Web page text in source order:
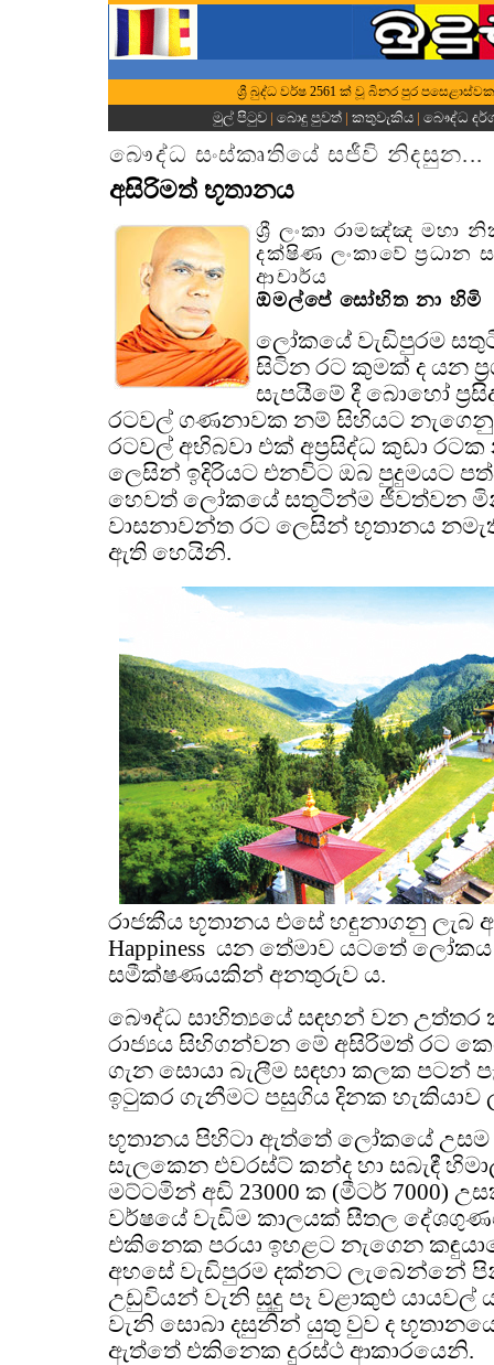
ශ්‍රී බුද්ධ වර්ෂ 2561 ක් වූ ‍බිනර පුර
මුල් පිටුව | බොදු පුවත්| කතුවැකිය| බෞද්ධ
බෞද්ධ සංස්කෘතියේ සජීවි නිදසුන...
අසිරිමත් භූතානය
ශ්‍රී ලංකා රාමඤ්ඤ මහා
දක්ෂිණ ලංකාවේ ප්‍රධාන
ආචාර්ය
ඕමල්පේ සෝභිත නා හිමි
ලෝකයේ වැඩිපුරම
සිටින රට කුමක් ද යන
සැපයීමේ දී බොහෝ
රටවල් ගණනාවක නම් සිහියට
රටවල් අභිබවා එක් අප්‍රසිද්ධ කුඩා
ලෙසින් ඉදිරියට එනවිට ඔබ පුදුමයට
හෙවත් ලෝකයේ සතුටින්ම ජීවත්වන
වාසනාවන්ත රට ලෙසින් භූතානය
ඇති හෙයිනි.
රාජකීය භූතානය එසේ හඳුනාගනු ලැබ
Happiness යන තේමාව යටතේ ලෝකය
සමීක්ෂණයකින් අනතුරුව ය.
බෞද්ධ සාහිත්‍යයේ සඳහන් වන
රාජ්‍යය සිහිගන්වන මේ අසිරිමත් රට
ගැන සොයා බැලීම සඳහා කලක පටන්
ඉටුකර ගැනීමට පසුගිය දිනක හැකියාව
භූතානය පිහිටා ඇත්තේ ලෝකයේ උසම
සැලකෙන එවරස්ට් කන්ද හා සබැඳී
මට්ටමින් අඩි 23000 ක (මීටර් 7000)
වර්ෂයේ වැඩිම කාලයක් සීතල
එකිනෙක පරයා ඉහළට නැගෙන
අහසේ වැඩිපුරම දක්නට ලැබෙන්නේ
උඩුවියන් වැනි සුදුු පෑ වළාකුළු යායවල්
වැනි සොබා දසුනින් යුතු වුව ද
ඇත්තේ එකිනෙක දුරස්ථ ආකාරයෙනි.